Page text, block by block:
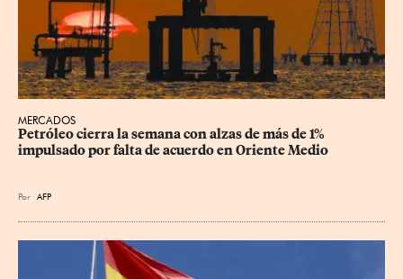
MERCADOS
Petróleo cierra la semana con alzas de más de 1%
impulsado por falta de acuerdo en Oriente Medio
Por AFP